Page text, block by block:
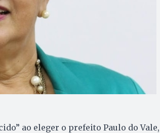
ao eleger o prefeito Paulo do Vale,